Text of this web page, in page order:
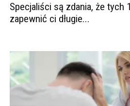
Specjaliści są zdania, że tych
zapewnić ci długie...